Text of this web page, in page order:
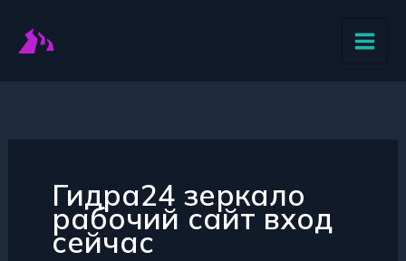
содержимому
Гидра24 зеркало
рабочий сайт вход
сейчас